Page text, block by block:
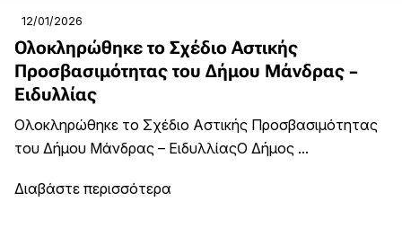
12/01/2026
Ολοκληρώθηκε το Σχέδιο Αστικής
Προσβασιμότητας του Δήμου Μάνδρας –
Ειδυλλίας
Ολοκληρώθηκε το Σχέδιο Αστικής Προσβασιμότητας
του Δήμου Μάνδρας – ΕιδυλλίαςΟ Δήμος ...
Διαβάστε περισσότερα